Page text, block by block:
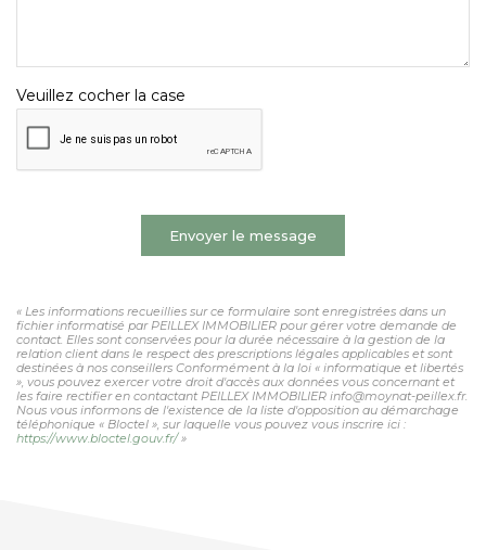
Veuillez cocher la case
Envoyer le message
« Les informations recueillies sur ce formulaire sont enregistrées dans un
fichier informatisé par PEILLEX IMMOBILIER pour gérer votre demande de
contact. Elles sont conservées pour la durée nécessaire à la gestion de la
relation client dans le respect des prescriptions légales applicables et sont
destinées à nos conseillers Conformément à la loi « informatique et libertés
», vous pouvez exercer votre droit d'accès aux données vous concernant et
les faire rectifier en contactant PEILLEX IMMOBILIER info@moynat-peillex.fr.
Nous vous informons de l'existence de la liste d'opposition au démarchage
téléphonique « Bloctel », sur laquelle vous pouvez vous inscrire ici :
https://www.bloctel.gouv.fr/»